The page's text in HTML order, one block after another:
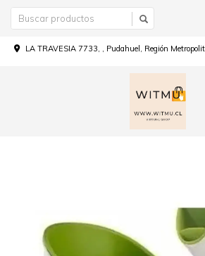
LA TRAVESIA 7733, , Pudahuel, Región